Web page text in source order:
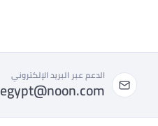
الدعم عبر البريد الإلكتروني
egypt@noon.com